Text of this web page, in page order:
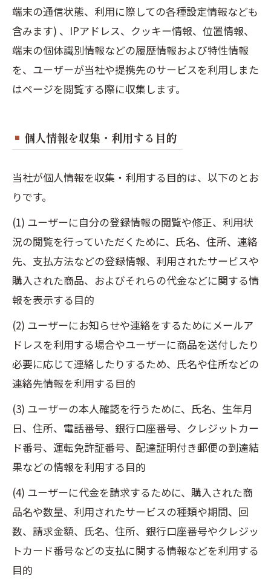
端末の通信状態、利用に際しての各種設定情報なども
含みます) 、IPアドレス、クッキー情報、位置情報、
端末の個体識別情報などの履歴情報および特性情報
を、ユーザーが当社や提携先のサービスを利用しまた
はページを閲覧する際に収集します。
個人情報を収集・利用する目的
当社が個人情報を収集・利用する目的は、以下のとお
りです。
(1) ユーザーに自分の登録情報の閲覧や修正、利用状
況の閲覧を行っていただくために、氏名、住所、連絡
先、支払方法などの登録情報、利用されたサービスや
購入された商品、およびそれらの代金などに関する情
報を表示する目的
(2) ユーザーにお知らせや連絡をするためにメールア
ドレスを利用する場合やユーザーに商品を送付したり
必要に応じて連絡したりするため、氏名や住所などの
連絡先情報を利用する目的
(3) ユーザーの本人確認を行うために、氏名、生年月
日、住所、電話番号、銀行口座番号、クレジットカー
ド番号、運転免許証番号、配達証明付き郵便の到達結
果などの情報を利用する目的
(4) ユーザーに代金を請求するために、購入された商
品名や数量、利用されたサービスの種類や期間、回
数、請求金額、氏名、住所、銀行口座番号やクレジッ
トカード番号などの支払に関する情報などを利用する
目的